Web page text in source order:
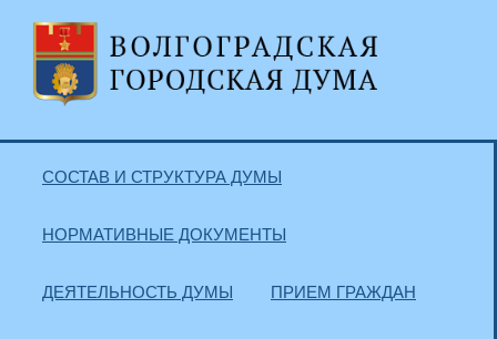
СОСТАВ И СТРУКТУРА ДУМЫ
НОРМАТИВНЫЕ ДОКУМЕНТЫ
ДЕЯТЕЛЬНОСТЬ ДУМЫ ПРИЕМ ГРАЖДАН